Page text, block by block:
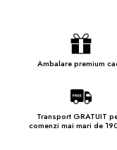
Ambalare premium
Transport GRATUIT
comenzi mai mari de